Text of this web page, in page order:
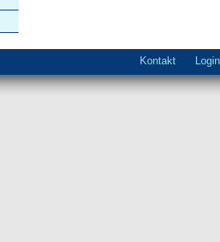
Navigation
überspringen
Kontakt Login